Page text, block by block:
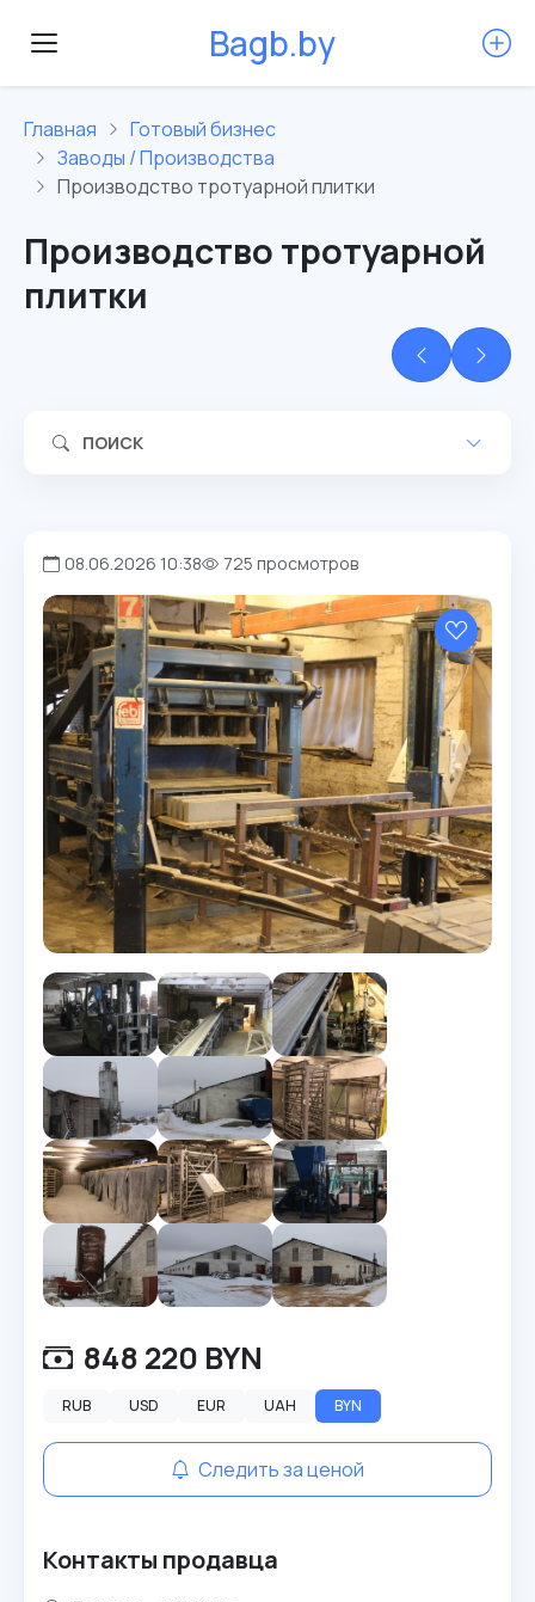
Bagb.by
Главная
Готовый бизнес
Заводы / Производства
Производство тротуарной плитки
Производство тротуарной
плитки
ПОИСК
08.06.2026 10:38 725 просмотров
848 220 BYN
RUB USD EUR UAH BYN
Следить за ценой
Контакты продавца